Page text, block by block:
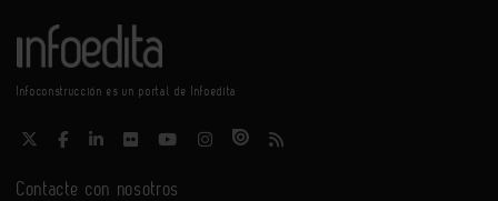
Infoconstrucción es un portal de Infoedita
Contacte con nosotros